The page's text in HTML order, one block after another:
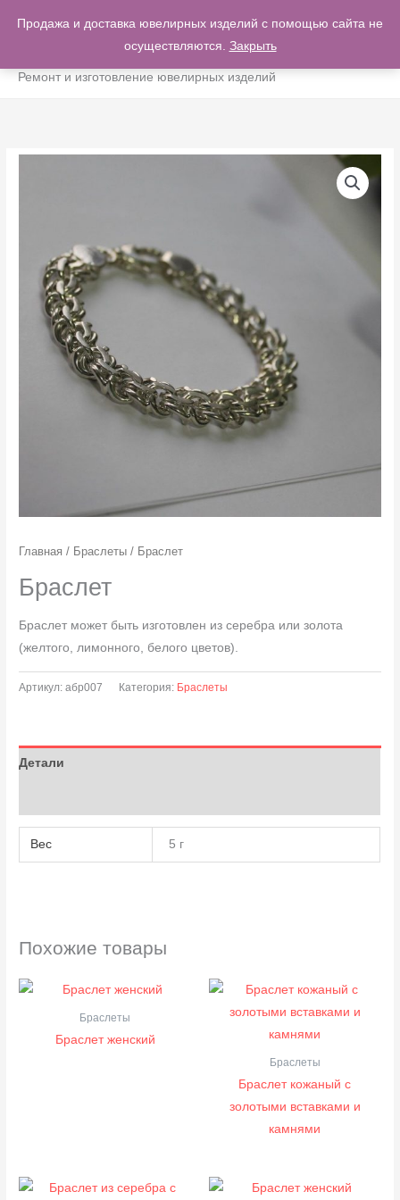
Продажа и доставка ювелирных изделий с помощью сайта не
осуществляются. Закрыть
Ремонт и изготовление ювелирных изделий
Главная / Браслеты / Браслет
Браслет
Браслет может быть изготовлен из серебра или золота
(желтого, лимонного, белого цветов).
Артикул:абр007 Категория: Браслеты
Детали
Вес 5 г
Похожие товары
Браслеты
Браслет женский
Браслеты
Браслет кожаный с
золотыми вставками и
камнями